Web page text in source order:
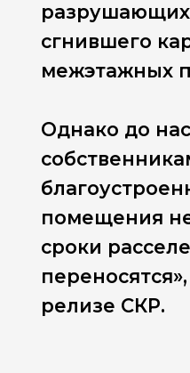
сгнившего
межэтажных
Однако до
помещения
сроки
релизе СКР.